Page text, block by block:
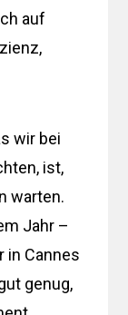
auf
wir bei
ist,
warten.
Jahr –
in Cannes
genug,